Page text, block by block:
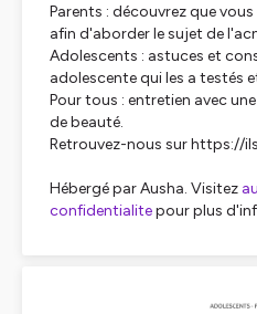
Parents : découvrez que
afin d'aborder le sujet de
Adolescents : astuces et
adolescente qui les a testés
Pour tous : entretien avec
de beauté.
Retrouvez-nous sur https://
Hébergé par Ausha. Visitez
confidentialitepour plus